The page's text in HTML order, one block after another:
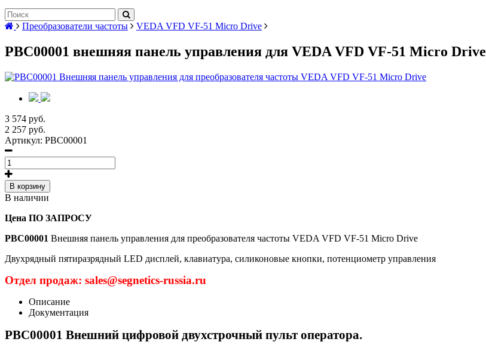
Преобразователи частоты VEDA VFD VF-51 Micro Drive
PBC00001 внешняя панель управления для VEDA VFD VF-51 Micro Drive
3 574 руб.
2 257 руб.
Артикул: PBC00001
В корзину
В наличии
Цена ПО ЗАПРОСУ
PBC00001 Внешняя панель управления для преобразователя частоты VEDA VFD VF-51 Micro Drive
Двухрядный пятиразрядный LED дисплей, клавиатура, силиконовые кнопки, потенциометр управления
Отдел продаж: sales@segnetics-russia.ru
Описание
Документация
PBC00001 Внешний цифровой двухстрочный пульт оператора.